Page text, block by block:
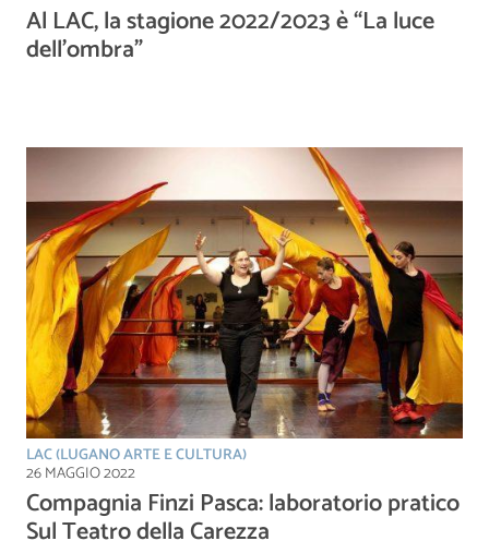
Al LAC, la stagione 2022/2023 è “La luce
dell’ombra”
LAC (LUGANO ARTE E CULTURA)
26 MAGGIO 2022
Compagnia Finzi Pasca: laboratorio pratico
Sul Teatro della Carezza